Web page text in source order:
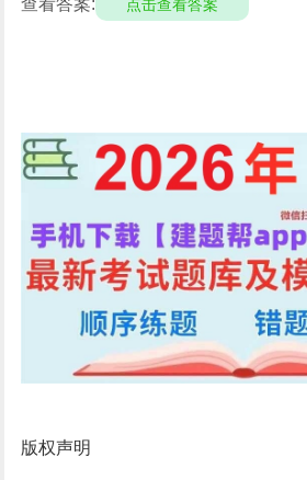
查看答案: 点击查看答案
版权声明